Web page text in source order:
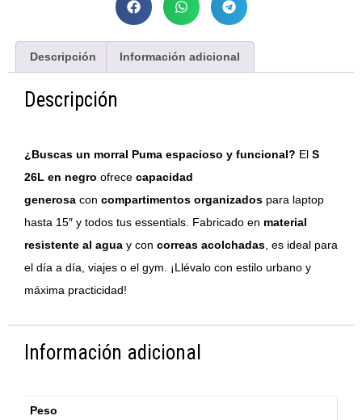
Descripción Información adicional
Descripción
¿Buscas un morral Puma espacioso y funcional? El S
26L en negro ofrece capacidad
generosa con compartimentos organizados para laptop
hasta 15″ y todos tus essentials. Fabricado en material
resistente al agua y con correas acolchadas , es ideal para
el día a día, viajes o el gym. ¡Llévalo con estilo urbano y
máxima practicidad!
Información adicional
Peso